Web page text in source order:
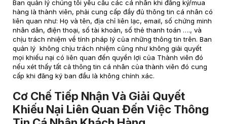
Ban quản lý chúng tôi yêu cầu các cá nhân khi đăng ký/mua
hàng là thành viên, phải cung cấp đầy đủ thông tin cá nhân có
liên quan như: Họ và tên, địa chỉ liên lạc, email, số chứng minh
nhân dân, điện thoại, số tài khoản, số thẻ thanh toán …., và
chịu trách nhiệm về tính pháp lý của những thông tin trên. Ban
quản lý không chịu trách nhiệm cũng như không giải quyết
mọi khiếu nại có liên quan đến quyền lợi của Thành viên đó
nếu xét thấy tất cả thông tin cá nhân của thành viên đó cung
cấp khi đăng ký ban đầu là không chính xác.
Cơ Chế Tiếp Nhận Và Giải Quyết
Khiếu Nại Liên Quan Đến Việc Thông